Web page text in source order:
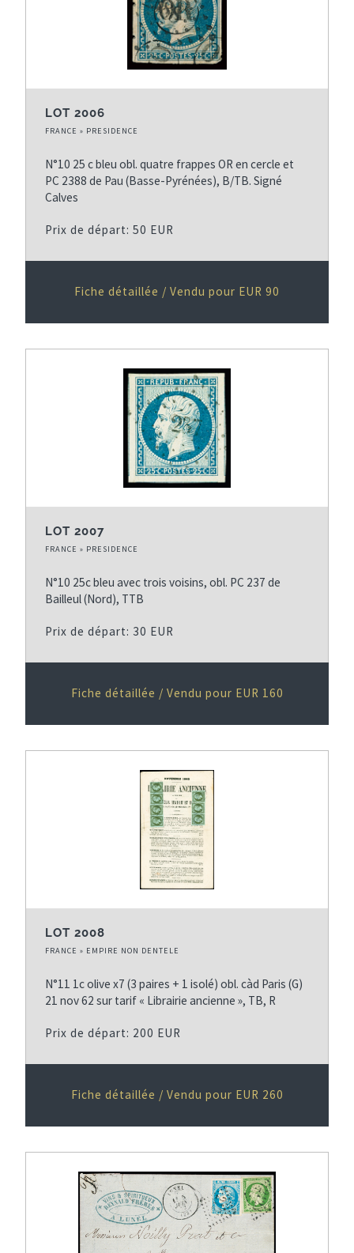
LOT 2006
FRANCE » PRESIDENCE
N°10 25 c bleu obl. quatre frappes OR en cercle et
PC 2388 de Pau (Basse-Pyrénées), B/TB. Signé
Calves
Prix de départ: 50 EUR
Fiche détaillée / Vendu pour EUR 90
LOT 2007
FRANCE » PRESIDENCE
N°10 25c bleu avec trois voisins, obl. PC 237 de
Bailleul (Nord), TTB
Prix de départ: 30 EUR
Fiche détaillée / Vendu pour EUR 160
LOT 2008
FRANCE » EMPIRE NON DENTELE
N°11 1c olive x7 (3 paires + 1 isolé) obl. càd Paris (G)
21 nov 62 sur tarif « Librairie ancienne », TB, R
Prix de départ: 200 EUR
Fiche détaillée / Vendu pour EUR 260